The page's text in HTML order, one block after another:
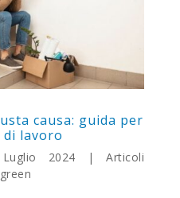
causa: guida per
lavoro
2024 |Articoli